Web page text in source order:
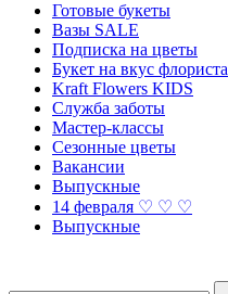
Готовые букеты
Вазы SALE
Подписка на цветы
Букет на вкус флориста
Kraft Flowers KIDS
Служба заботы
Мастер-классы
Сезонные цветы
Вакансии
Выпускные
14 февраля ♡ ♡ ♡
Выпускные